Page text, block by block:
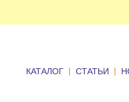
КАТАЛОГ | СТАТЬИ |